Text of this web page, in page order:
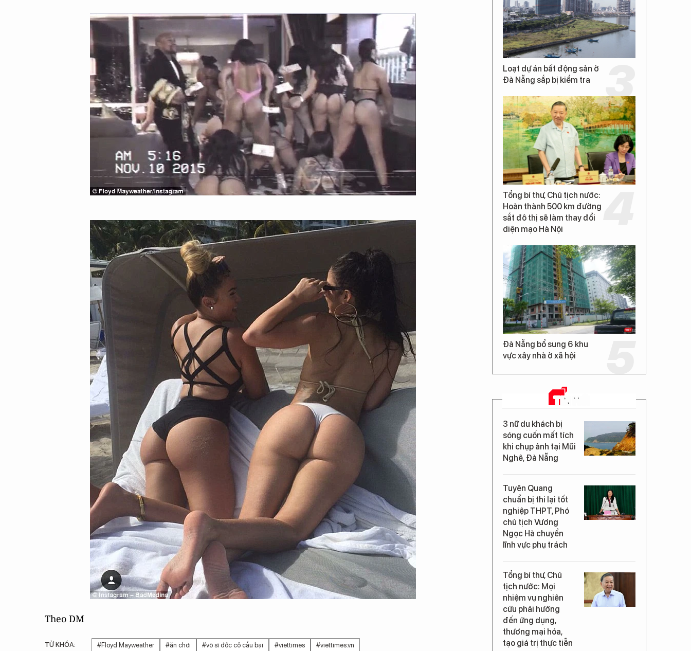
Theo DM
TỪ KHÓA: #Floyd Mayweather #ăn chơi #võ sĩ độc cô cầu bại #viettimes #viettimes.vn
Loạt dự án bất động sản ở
Đà Nẵng sắp bị kiểm tra
Tổng bí thư, Chủ tịch nước:
Hoàn thành 500 km đường
sắt đô thị sẽ làm thay đổi
diện mạo Hà Nội
Đà Nẵng bổ sung 6 khu
vực xây nhà ở xã hội
TIN MỚI
3 nữ du khách bị
sóng cuốn mất tích
khi chụp ảnh tại Mũi
Nghê, Đà Nẵng
Tuyên Quang
chuẩn bị thi lại tốt
nghiệp THPT, Phó
chủ tịch Vương
Ngọc Hà chuyển
lĩnh vực phụ trách
Tổng bí thư, Chủ
tịch nước: Mọi
nhiệm vụ nghiên
cứu phải hướng
đến ứng dụng,
thương mại hóa,
tạo giá trị thực tiễn